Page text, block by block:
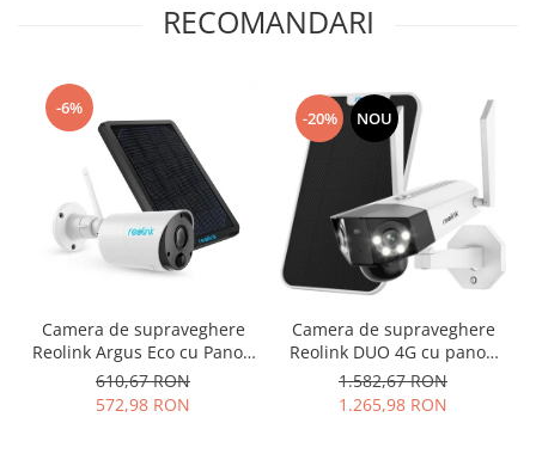
RECOMANDARI
-6%
Camera de supraveghere
Reolink Argus Eco cu Panou
solar, WIFI, baterie
reincarcabila, slot Micro SD
610,67 RON
572,98 RON
-20% NOU
Camera de supraveghere
Reolink DUO 4G cu panou
solar - LTE si baterie
reincarcabila, lentile duble,
1.582,67 RON
1.265,98 RON